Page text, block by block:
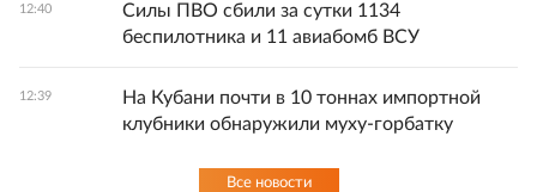
12:40
Силы ПВО сбили за сутки 1134
беспилотника и 11 авиабомб ВСУ
12:39
На Кубани почти в 10 тоннах импортной
клубники обнаружили муху‑горбатку
Все новости